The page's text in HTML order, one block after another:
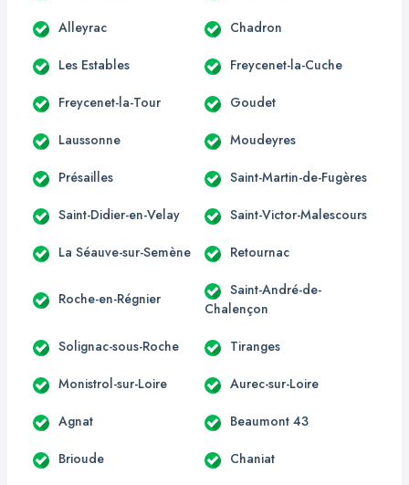
Alleyrac Chadron
Les Estables Freycenet-la-Cuche
Freycenet-la-Tour Goudet
Laussonne Moudeyres
Présailles Saint-Martin-de-Fugères
Saint-Didier-en-Velay Saint-Victor-Malescours
La Séauve-sur-Semène Retournac
Roche-en-Régnier
Saint-André-de-
Chalençon
Solignac-sous-Roche Tiranges
Monistrol-sur-Loire Aurec-sur-Loire
Agnat Beaumont 43
Brioude Chaniat